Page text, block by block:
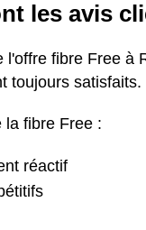
les avis
l'offre fibre Free à
toujours satisfaits.
la fibre Free :
réactif